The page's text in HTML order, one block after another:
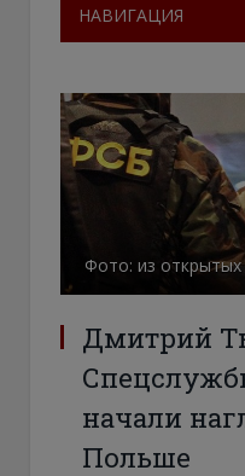
НАВИГАЦИЯ
Фото: из открытых
Дмитрий
начали
Польше